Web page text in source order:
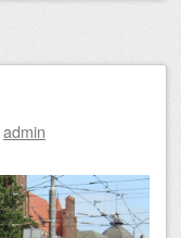
admin